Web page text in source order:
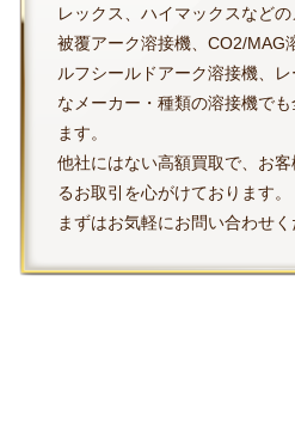
レックス、ハイマックスなどの
被覆アーク溶接機、CO2/MAG
ルフシールドアーク溶接機、
なメーカー・種類の溶接機で
ます。
他社にはない高額買取で、お
るお取引を心がけております。
まずはお気軽にお問い合わせく